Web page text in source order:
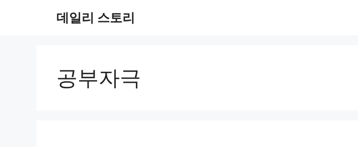
데일리 스토리
공부자극